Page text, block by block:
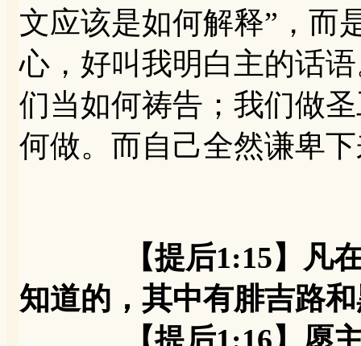
文应该是如何解释”，而
心，好叫我明白主的话
们当如何祷告；我们做
何做。而自己全然谦卑
【提后1:15】凡
知道的，其中有腓吉路